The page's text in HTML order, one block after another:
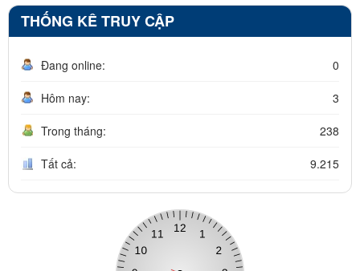
THỐNG KÊ TRUY CẬP
Đang online: 0
Hôm nay: 3
Trong tháng: 238
Tất cả: 9.215